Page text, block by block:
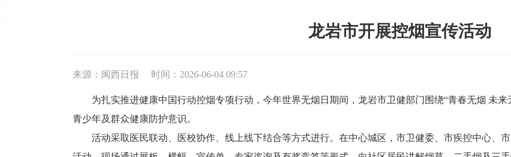
龙岩市开展控烟宣传活动
来源：闽西日报 时间：2026-06-04 09:57
为扎实推进健康中国行动控烟专项行动，今年世界无烟日期间，龙岩市卫健部门围绕“青春无烟 未来
青少年及群众健康防护意识。
活动采取医民联动、医校协作、线上线下结合等方式进行。在中心城区，市卫健委、市疾控中心、